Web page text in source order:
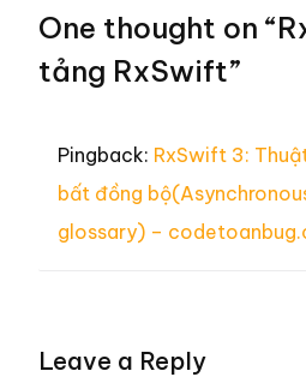
One thought on “
tảng RxSwift”
Pingback: RxSwift 3:
bất đồng
glossary) –
Leave a Reply